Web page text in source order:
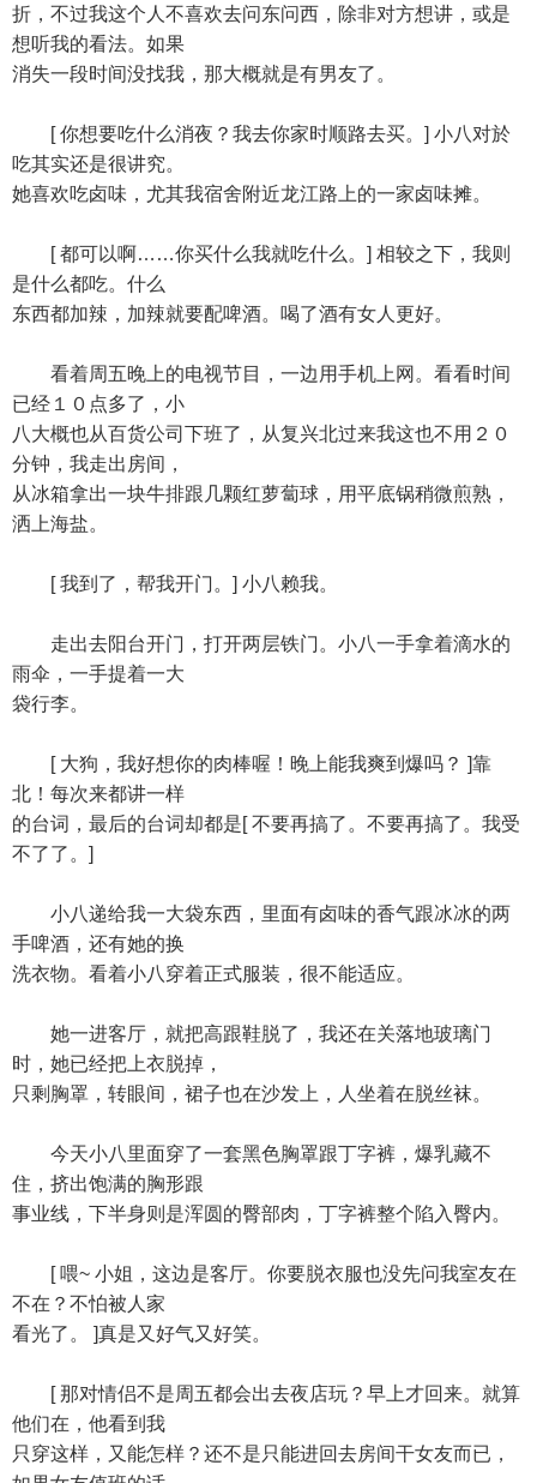
折，不过我这个人不喜欢去问东问西，除非对方想讲，或是
想听我的看法。如果
消失一段时间没找我，那大概就是有男友了。
[ 你想要吃什么消夜？我去你家时顺路去买。] 小八对於
吃其实还是很讲究。
她喜欢吃卤味，尤其我宿舍附近龙江路上的一家卤味摊。
[ 都可以啊……你买什么我就吃什么。] 相较之下，我则
是什么都吃。什么
东西都加辣，加辣就要配啤酒。喝了酒有女人更好。
看着周五晚上的电视节目，一边用手机上网。看看时间
已经１０点多了，小
八大概也从百货公司下班了，从复兴北过来我这也不用２０
分钟，我走出房间，
从冰箱拿出一块牛排跟几颗红萝蔔球，用平底锅稍微煎熟，
洒上海盐。
[ 我到了，帮我开门。] 小八赖我。
走出去阳台开门，打开两层铁门。小八一手拿着滴水的
雨伞，一手提着一大
袋行李。
[ 大狗，我好想你的肉棒喔！晚上能我爽到爆吗？ ]靠
北！每次来都讲一样
的台词，最后的台词却都是[ 不要再搞了。不要再搞了。我受
不了了。]
小八递给我一大袋东西，里面有卤味的香气跟冰冰的两
手啤酒，还有她的换
洗衣物。看着小八穿着正式服装，很不能适应。
她一进客厅，就把高跟鞋脱了，我还在关落地玻璃门
时，她已经把上衣脱掉，
只剩胸罩，转眼间，裙子也在沙发上，人坐着在脱丝袜。
今天小八里面穿了一套黑色胸罩跟丁字裤，爆乳藏不
住，挤出饱满的胸形跟
事业线，下半身则是浑圆的臀部肉，丁字裤整个陷入臀内。
[ 喂~ 小姐，这边是客厅。你要脱衣服也没先问我室友在
不在？不怕被人家
看光了。 ]真是又好气又好笑。
[ 那对情侣不是周五都会出去夜店玩？早上才回来。就算
他们在，他看到我
只穿这样，又能怎样？还不是只能进回去房间干女友而已，